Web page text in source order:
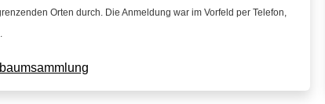
Orten durch. Die Anmeldung war im Vorfeld per Telefon,